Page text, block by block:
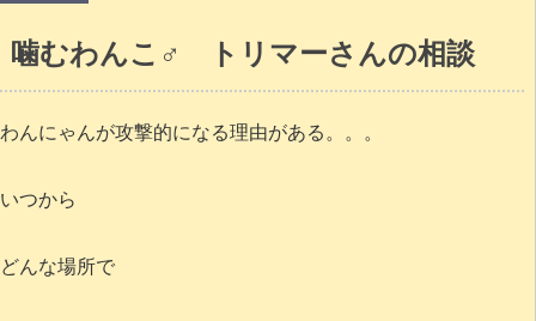
噛むわんこ♂ トリマーさんの相談
わんにゃんが攻撃的になる理由がある。。。
いつから
どんな場所で